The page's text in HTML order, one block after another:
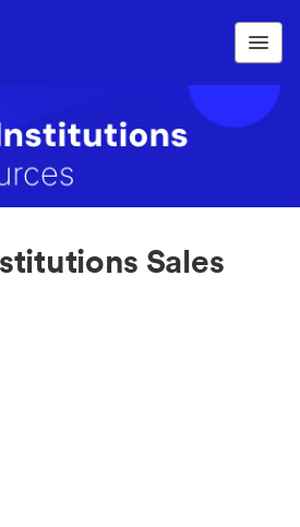
Sales